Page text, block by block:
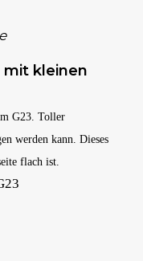
mit kleinen
G23. Toller
werden kann. Dieses
flach ist.